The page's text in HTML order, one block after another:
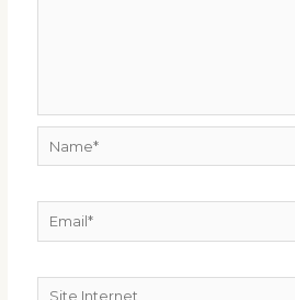
Email*
Site